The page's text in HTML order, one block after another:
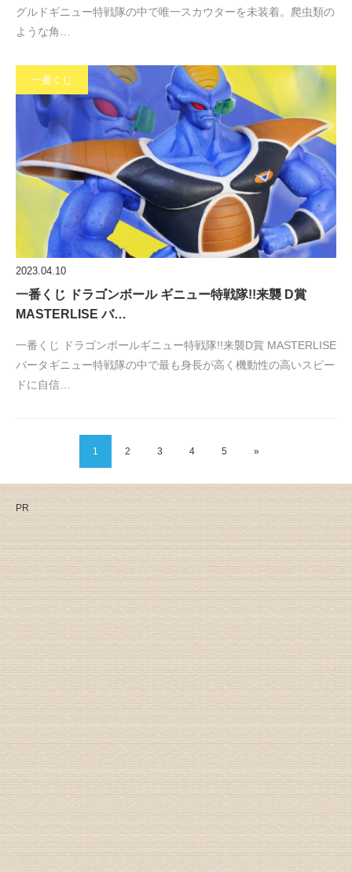
グルドギニュー特戦隊の中で唯一スカウターを未装着。爬虫類の
ような角…
一番くじ
2023.04.10
一番くじ ドラゴンボール ギニュー特戦隊!!来襲 D賞
MASTERLISE バ…
一番くじ ドラゴンボールギニュー特戦隊!!来襲D賞 MASTERLISE
バータギニュー特戦隊の中で最も身長が高く機動性の高いスピー
ドに自信…
1 2 3 4 5 »
PR